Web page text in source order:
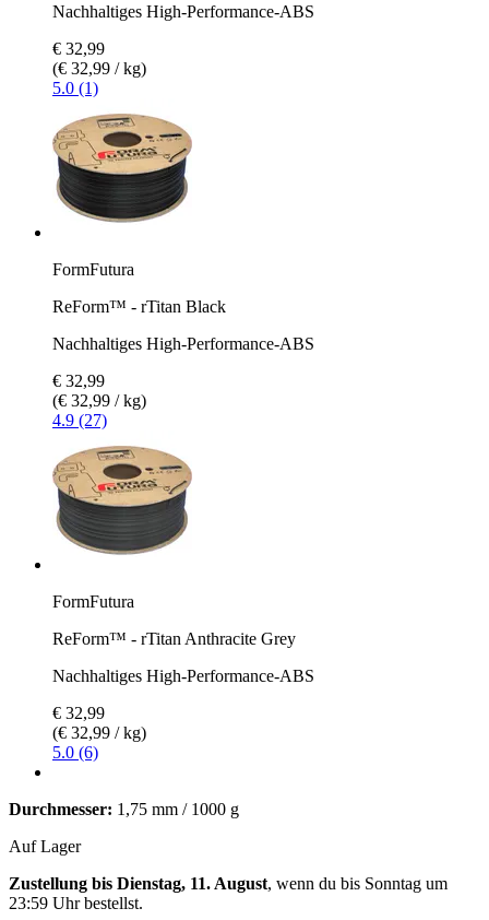
Nachhaltiges High-Performance-ABS
€ 32,99
(€ 32,99 / kg)
5.0 (1)
FormFutura
ReForm™ - rTitan Black
Nachhaltiges High-Performance-ABS
€ 32,99
(€ 32,99 / kg)
4.9 (27)
FormFutura
ReForm™ - rTitan Anthracite Grey
Nachhaltiges High-Performance-ABS
€ 32,99
(€ 32,99 / kg)
5.0 (6)
Durchmesser: 1,75 mm / 1000 g
Auf Lager
Zustellung bis Dienstag, 11. August, wenn du bis Sonntag um
23:59 Uhrbestellst.